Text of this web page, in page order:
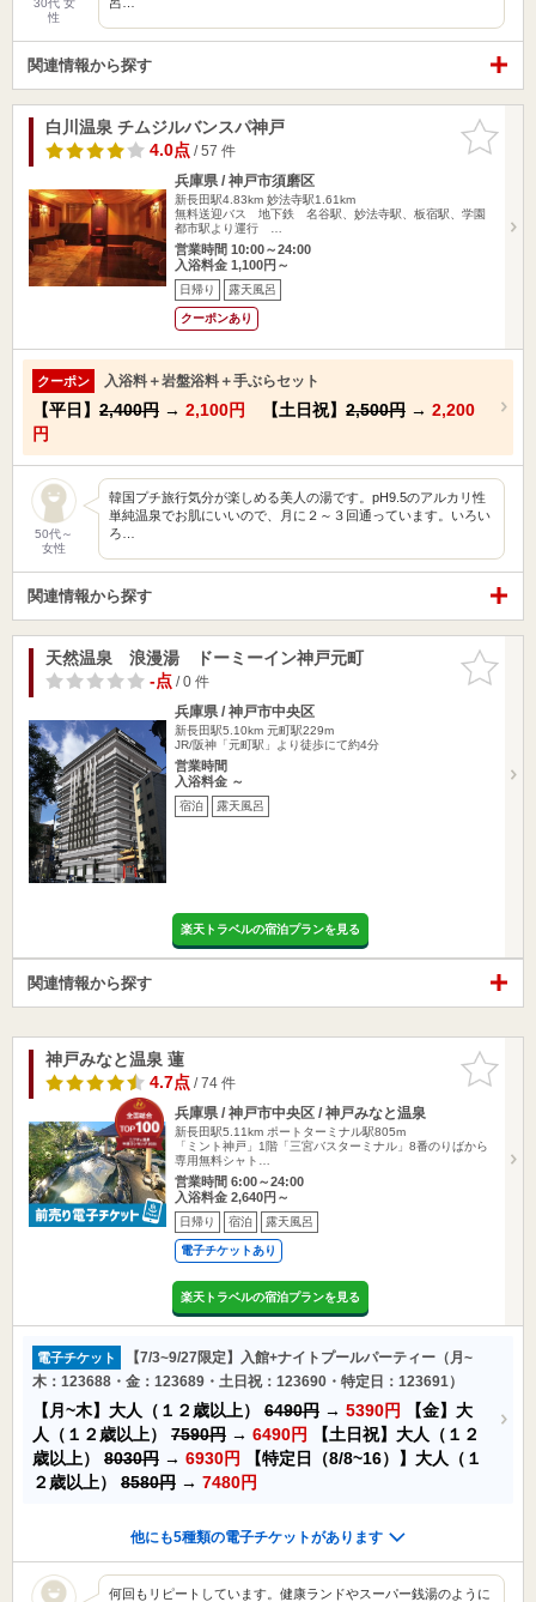
30代 女
性
関連情報から探す
お気に入
りに追加
白川温泉 チムジルバンスパ神戸
4.0点/ 57 件
兵庫県 / 神戸市須磨区
新長田駅4.83km 妙法寺駅1.61km
無料送迎バス 地下鉄 名谷駅、妙法寺駅、板宿駅、学園
都市駅より運行 …
営業時間 10:00～24:00
入浴料金 1,100円～
日帰り 露天風呂
クーポンあり
クーポン 入浴料＋岩盤浴料＋手ぶらセット
【平日】 2,400円 → 2,100円 【土日祝】 2,500円 → 2,200
円
50代～
女性
韓国プチ旅行気分が楽しめる美人の湯です。pH9.5のアルカリ性
単純温泉でお肌にいいので、月に２～３回通っています。いろい
ろ…
関連情報から探す
お気に入
りに追加
天然温泉 浪漫湯 ドーミーイン神戸元町
-点/ 0 件
兵庫県 / 神戸市中央区
新長田駅5.10km 元町駅229m
JR/阪神「元町駅」より徒歩にて約4分
営業時間
入浴料金 ～
宿泊 露天風呂
楽天トラベルの宿泊プランを見る
関連情報から探す
お気に入
りに追加
神戸みなと温泉 蓮
4.7点/ 74 件
兵庫県 / 神戸市中央区 / 神戸みなと温泉
新長田駅5.11km ポートターミナル駅805m
「ミント神戸」1階「三宮バスターミナル」8番のりばから
専用無料シャト…
営業時間 6:00～24:00
入浴料金 2,640円～
日帰り 宿泊 露天風呂
電子チケットあり
楽天トラベルの宿泊プランを見る
電子チケット
【7/3~9/27限定】入館+ナイトプールパーティー（月~
木：123688・金：123689・土日祝：123690・特定日：123691）
【月~木】大人（１２歳以上） 6490円 → 5390円
【金】大
人（１２歳以上） 7590円 → 6490円
【土日祝】大人（１２
歳以上） 8030円 → 6930円
【特定日（8/8~16）】大人（１
２歳以上） 8580円 → 7480円
他にも5種類の電子チケットがあります
何回もリピートしています。健康ランドやスーパー銭湯のように